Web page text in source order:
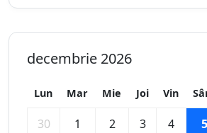
decembrie 2026
Lun Mar Mie Joi Vin
30 1 2 3 4 5